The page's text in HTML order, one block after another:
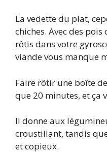
La vedette du plat,
chiches. Avec des
rôtis dans votre
viande vous manque
Faire rôtir une boîte
que 20 minutes, et ça
Il donne aux
croustillant, tandis
et copieux.